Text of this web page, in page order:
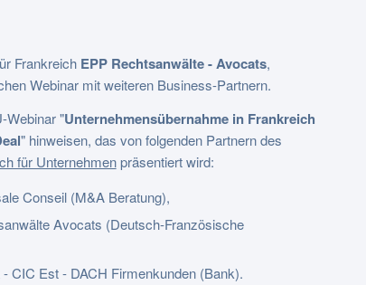
Frankreich EPP Rechtsanwälte - Avocats,
Webinar mit weiteren Business-Partnern.
Webinar "Unternehmensübernahme in Frankreich
" hinweisen, das von folgenden Partnern des
für Unternehmenpräsentiert wird:
Conseil (M&A Beratung),
Avocats (Deutsch-Französische
- CIC Est - DACH Firmenkunden (Bank).